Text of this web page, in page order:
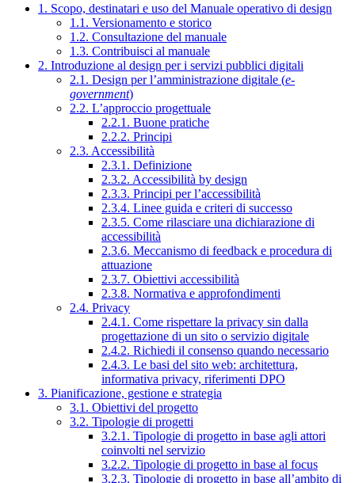
1. Scopo, destinatari e uso del Manuale operativo di design
1.1. Versionamento e storico
1.2. Consultazione del manuale
1.3. Contribuisci al manuale
2. Introduzione al design per i servizi pubblici digitali
2.1. Design per l’amministrazione digitale (e-
government)
2.2. L’approccio progettuale
2.2.1. Buone pratiche
2.2.2. Principi
2.3. Accessibilità
2.3.1. Definizione
2.3.2. Accessibilità by design
2.3.3. Principi per l’accessibilità
2.3.4. Linee guida e criteri di successo
2.3.5. Come rilasciare una dichiarazione di
accessibilità
2.3.6. Meccanismo di feedback e procedura di
attuazione
2.3.7. Obiettivi accessibilità
2.3.8. Normativa e approfondimenti
2.4. Privacy
2.4.1. Come rispettare la privacy sin dalla
progettazione di un sito o servizio digitale
2.4.2. Richiedi il consenso quando necessario
2.4.3. Le basi del sito web: architettura,
informativa privacy, riferimenti DPO
3. Pianificazione, gestione e strategia
3.1. Obiettivi del progetto
3.2. Tipologie di progetti
3.2.1. Tipologie di progetto in base agli attori
coinvolti nel servizio
3.2.2. Tipologie di progetto in base al focus
3.2.3. Tipologie di progetto in base all’ambito di